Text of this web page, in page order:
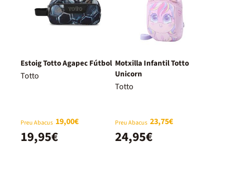
Estoig Totto Agapec Fútbol
Totto
Preu Abacus 19,00€
19,95€
Motxilla Infantil Totto
Unicorn
Totto
Preu Abacus 23,75€
24,95€